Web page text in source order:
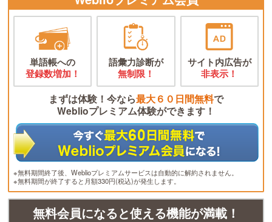
単語帳への
登録数増加！
語彙力診断が
無制限！
サイト内広告が
非表示！
まずは体験！今なら最大６０日間無料で
Weblioプレミアム体験ができます！
※無料期間終了後、Weblioプレミアムサービスは自動的に解約されません。
※無料期間が終了すると月額330円(税込)が発生します。
無料会員になると使える機能が満載！